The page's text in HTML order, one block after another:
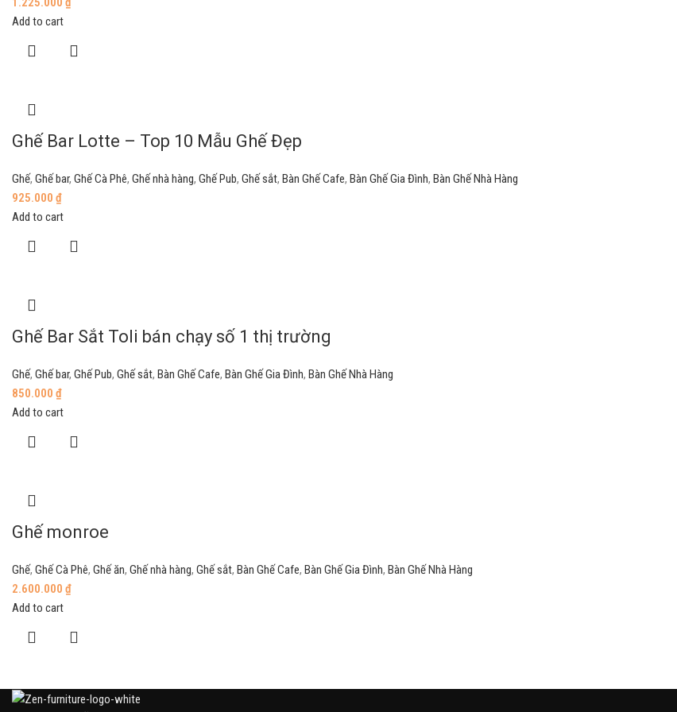
Add to cart
Ghế Bar Lotte – Top 10 Mẫu Ghế Đẹp
Ghế, Ghế bar, Ghế Cà Phê, Ghế nhà hàng, Ghế Pub, Ghế sắt, Bàn Ghế Cafe, Bàn Ghế Gia Đình, Bàn Ghế Nhà Hàng
925.000 ₫
Add to cart
Ghế Bar Sắt Toli bán chạy số 1 thị trường
Ghế, Ghế bar, Ghế Pub, Ghế sắt, Bàn Ghế Cafe, Bàn Ghế Gia Đình, Bàn Ghế Nhà Hàng
850.000 ₫
Add to cart
Ghế monroe
Ghế, Ghế Cà Phê, Ghế ăn, Ghế nhà hàng, Ghế sắt, Bàn Ghế Cafe, Bàn Ghế Gia Đình, Bàn Ghế Nhà Hàng
2.600.000 ₫
Add to cart